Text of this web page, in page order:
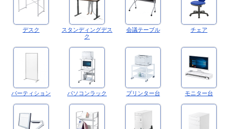
デスク
スタンディングデス
ク
会議テーブル チェア
パーティション パソコンラック プリンター台 モニター台